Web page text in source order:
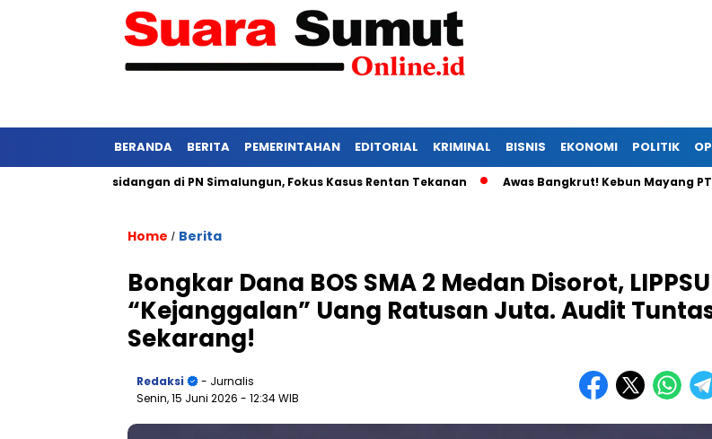
BERANDA BERITA PEMERINTAHAN EDITORIAL KRIMINAL BISNIS EKONOMI POLITIK
Persidangan di PN Simalungun, Fokus Kasus Rentan Tekanan Awas Bangkrut! Kebun Mayang PTPN IV
Home / Berita
Bongkar Dana BOS SMA 2 Medan Disorot,
“Kejanggalan” Uang Ratusan Juta. Audit
Sekarang!
Redaksi
- Jurnalis
Senin, 15 Juni 2026 - 12:34 WIB